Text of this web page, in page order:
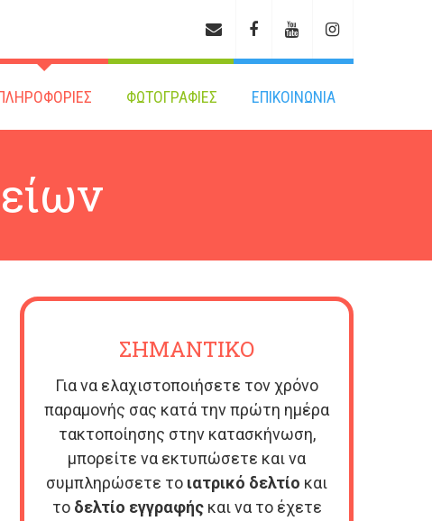
ΦΩΤΟΓΡΑΦΙΕΣ ΕΠΙΚΟΙΝΩΝΙΑ
ΣΗΜΑΝΤΙΚΟ
Για να ελαχιστοποιήσετε τον χρόνο
παραμονής σας κατά την πρώτη ημέρα
τακτοποίησης στην κατασκήνωση,
μπορείτε να εκτυπώσετε και να
συμπληρώσετε το ιατρικό δελτίο και
το δελτίο εγγραφήςκαι να το έχετε